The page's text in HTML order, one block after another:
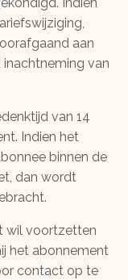
aan
van
van 14
Indien het
binnen de
dan wordt
wil voortzetten
het abonnement
contact op te